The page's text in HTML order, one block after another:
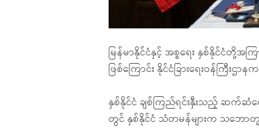
မြန်မာနိုင်ငံနှင့် အစ္စရေး နှစ်နိုင်ငံတို့
ဖြစ်ကြောင်း နိုင်ငံခြားရေးဝန်ကြီး
နှစ်နိုင်ငံ ချစ်ကြည်ရင်းနှီးသည့် ဆက်ဆံရ
တွင် နှစ်နိုင်ငံ သံတမန်များက သဘေ